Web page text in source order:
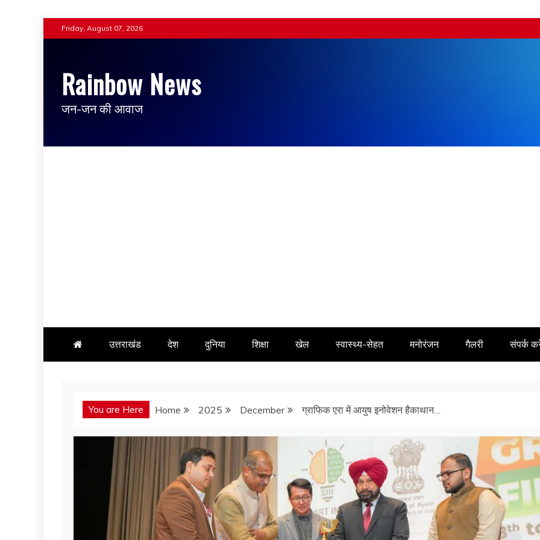
to
Friday, August 07, 2026
Rainbow News
जन-जन की आवाज
उत्तराखंड देश दुनिया शिक्षा खेल स्वास्थ्य-सेहत मनोरंजन गैलरी संपर्क
You are Here Home 2025 December ग्राफिक एरा में आयुष इनोवेशन हैकाथान…